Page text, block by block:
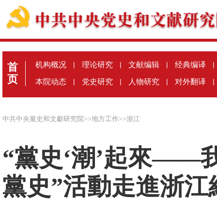
首
页
机构概况 | 理论研究 | 文献编辑 | 经典编译 |
本院动态 | 党史研究 | 人物研究 | 对外翻译 |
中共中央黨史和文獻研究院>>地方工作>>浙江
“黨史‘潮’起來——
黨史”活動走進浙江